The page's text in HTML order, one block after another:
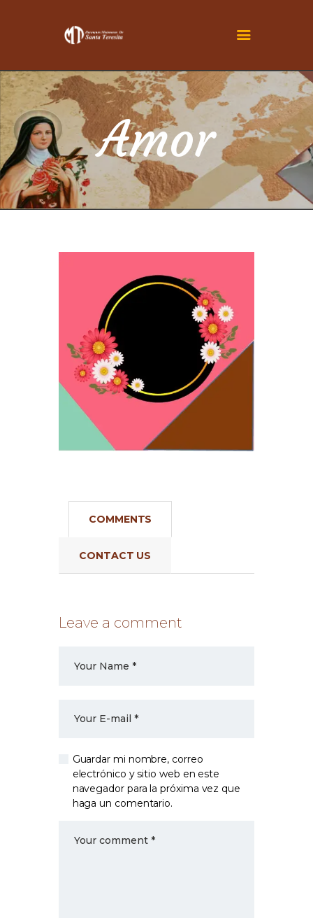
Amor
INICIO
CONOCENOS
SER TERESITA
ACTUALIDAD
FAMILIA TERESIANA
CONTÁCTENOS
COMMENTS
CONTACT US
Leave a comment
Guardar mi nombre, correo
electrónico y sitio web en este
navegador para la próxima vez que
haga un comentario.